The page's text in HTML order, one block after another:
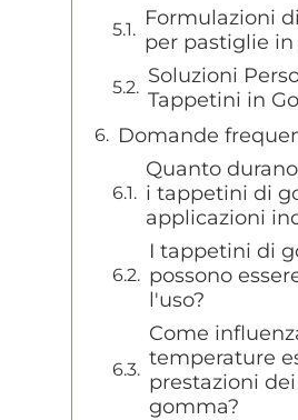
Formulazioni
per pastiglie
Soluzioni
Tappetini in
Domande
Quanto
i tappetini di
applicazioni
I tappetini di
possono
l'uso?
Come
temperature
prestazioni
gomma?